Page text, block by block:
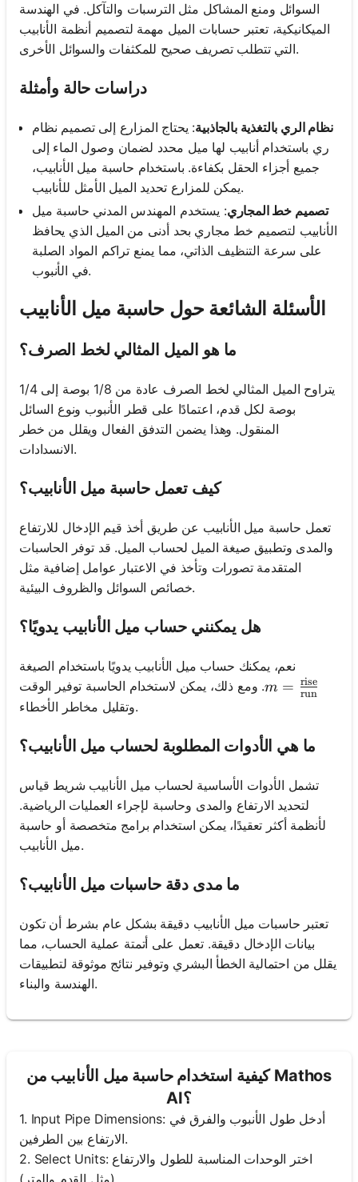
السوائل ومنع المشاكل مثل الترسبات والتآكل. في الهندسة
الميكانيكية، تعتبر حسابات الميل مهمة لتصميم أنظمة الأنابيب
التي تتطلب تصريف صحيح للمكثفات والسوائل الأخرى.
دراسات حالة وأمثلة
نظام الري بالتغذية بالجاذبية: يحتاج المزارع إلى تصميم نظام
ري باستخدام أنابيب لها ميل محدد لضمان وصول الماء إلى
جميع أجزاء الحقل بكفاءة. باستخدام حاسبة ميل الأنابيب،
يمكن للمزارع تحديد الميل الأمثل للأنابيب.
تصميم خط المجاري: يستخدم المهندس المدني حاسبة ميل
الأنابيب لتصميم خط مجاري بحد أدنى من الميل الذي يحافظ
على سرعة التنظيف الذاتي، مما يمنع تراكم المواد الصلبة
في الأنبوب.
الأسئلة الشائعة حول حاسبة ميل الأنابيب
ما هو الميل المثالي لخط الصرف؟
يتراوح الميل المثالي لخط الصرف عادة من 1/8 بوصة إلى 1/4
بوصة لكل قدم، اعتمادًا على قطر الأنبوب ونوع السائل
المنقول. وهذا يضمن التدفق الفعال ويقلل من خطر
الانسدادات.
كيف تعمل حاسبة ميل الأنابيب؟
تعمل حاسبة ميل الأنابيب عن طريق أخذ قيم الإدخال للارتفاع
والمدى وتطبيق صيغة الميل لحساب الميل. قد توفر الحاسبات
المتقدمة تصورات وتأخذ في الاعتبار عوامل إضافية مثل
خصائص السوائل والظروف البيئية.
هل يمكنني حساب ميل الأنابيب يدويًا؟
نعم، يمكنك حساب ميل الأنابيب يدويًا باستخدام الصيغة
m =
m = run
rise
. ومع ذلك، يمكن لاستخدام الحاسبة توفير الوقت
وتقليل مخاطر الأخطاء.
ما هي الأدوات المطلوبة لحساب ميل الأنابيب؟
تشمل الأدوات الأساسية لحساب ميل الأنابيب شريط قياس
لتحديد الارتفاع والمدى وحاسبة لإجراء العمليات الرياضية.
لأنظمة أكثر تعقيدًا، يمكن استخدام برامج متخصصة أو حاسبة
ميل الأنابيب.
ما مدى دقة حاسبات ميل الأنابيب؟
تعتبر حاسبات ميل الأنابيب دقيقة بشكل عام بشرط أن تكون
بيانات الإدخال دقيقة. تعمل على أتمتة عملية الحساب، مما
يقلل من احتمالية الخطأ البشري وتوفير نتائج موثوقة لتطبيقات
الهندسة والبناء.
كيفية استخدام حاسبة ميل الأنابيب من Mathos
AI؟
1. Input Pipe Dimensions: أدخل طول الأنبوب والفرق في
الارتفاع بين الطرفين.
2. Select Units: اختر الوحدات المناسبة للطول والارتفاع